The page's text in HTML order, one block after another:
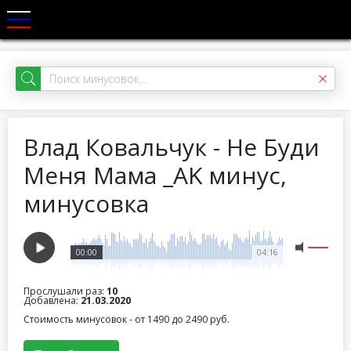
Влад Ковальчук - Не Буди
Меня Мама _AK минус,
минусовка
04:16
00:00
Прослушали раз: 10
Добавлена: 21.03.2020
Стоимость минусовок - от 1490 до 2490 руб.